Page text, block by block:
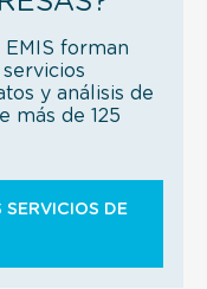
forman
y análisis de
más de 125
SERVICIOS DE